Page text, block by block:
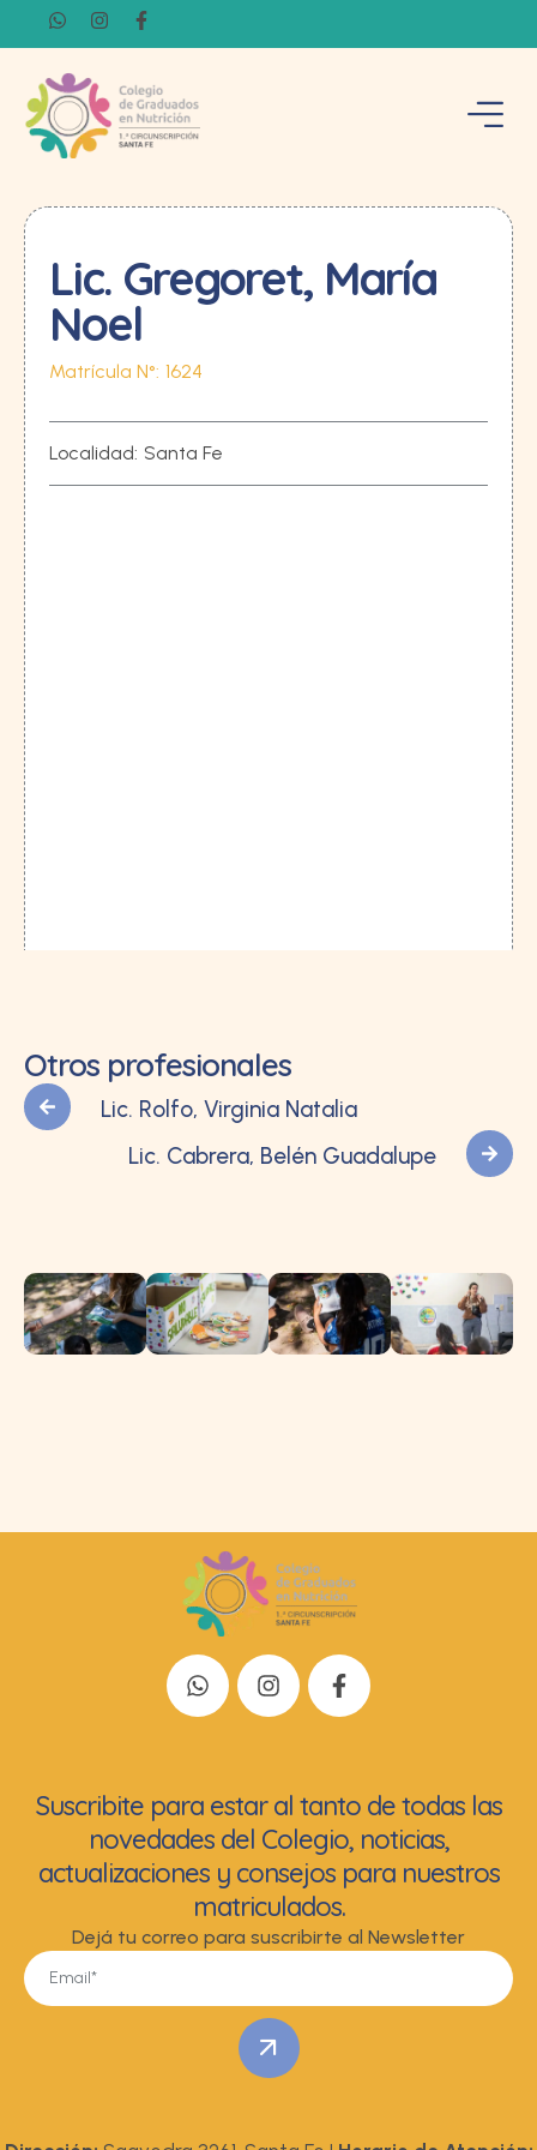
Lic. Gregoret, María
Noel
Matrícula N°: 1624
Localidad: Santa Fe
Otros profesionales
Lic. Rolfo, Virginia Natalia
Lic. Cabrera, Belén Guadalupe
Suscribite para estar al tanto de todas las
novedades del Colegio, noticias,
actualizaciones y consejos para nuestros
matriculados.
Dejá tu correo para suscribirte al Newsletter